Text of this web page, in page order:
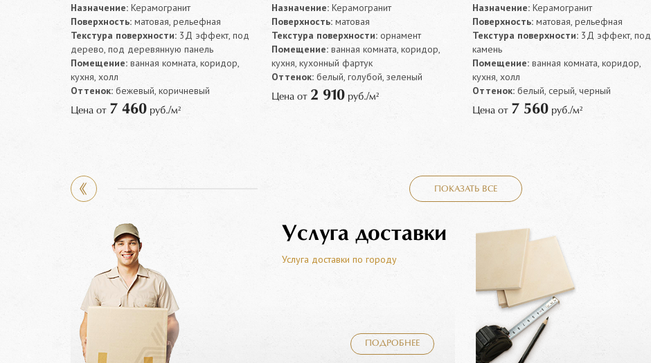
Назначение: Керамогранит
Поверхность: матовая, рельефная
Текстура поверхности: 3Д эффект, под
дерево, под деревянную панель
Помещение: ванная комната, коридор,
кухня, холл
Оттенок: бежевый, коричневый
Цена от 7 460 руб./м²
Назначение: Керамогранит
Поверхность: матовая
Текстура поверхности: орнамент
Помещение: ванная комната, коридор,
кухня, кухонный фартук
Оттенок: белый, голубой, зеленый
Цена от 2 910 руб./м²
Назначение: Керамогранит
Поверхность: матовая, рельефная
Текстура поверхности: 3Д эффект, под
камень
Помещение: ванная комната, коридор,
кухня, холл
Оттенок: белый, серый, черный
Цена от 7 560 руб./м²
ПОКАЗАТЬ ВСЕ
Услуга доставки
Услуга доставки по городу
ПОДРОБНЕЕ